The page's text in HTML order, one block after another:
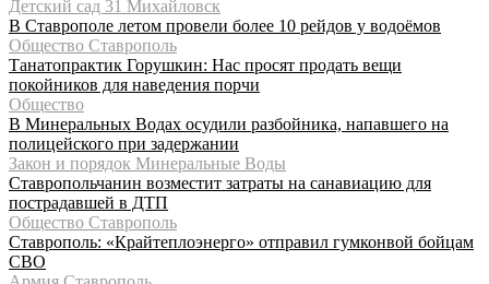
Детский сад 31 Михайловск
В Ставрополе летом провели более 10 рейдов у водоёмов
Общество Ставрополь
Танатопрактик Горушкин: Нас просят продать вещи
покойников для наведения порчи
Общество
В Минеральных Водах осудили разбойника, напавшего на
полицейского при задержании
Закон и порядок Минеральные Воды
Ставропольчанин возместит затраты на санавиацию для
пострадавшей в ДТП
Общество Ставрополь
Ставрополь: «Крайтеплоэнерго» отправил гумконвой бойцам
СВО